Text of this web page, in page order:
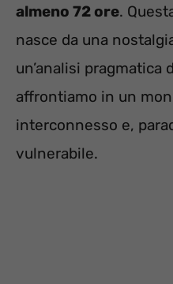
almeno 72 ore.
nasce da una
un’analisi pragmatica
affrontiamo in un
interconnesso e,
vulnerabile.